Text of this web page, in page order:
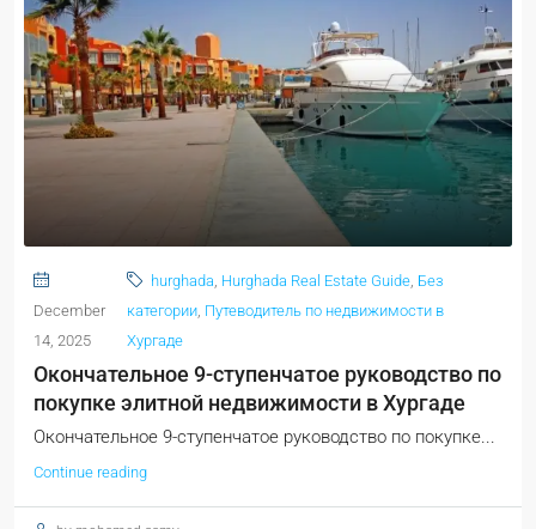
December
14, 2025
hurghada Hurghada Real Estate Guide Без
категории Путеводитель по недвижимости в
Хургаде
Окончательное 9-ступенчатое руководство по
покупке элитной недвижимости в Хургаде
Окончательное 9-ступенчатое руководство по покупке...
Continue reading